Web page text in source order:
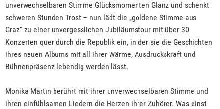
unverwechselbaren Stimme Glücksmomenten Glanz und schenkt
schweren Stunden Trost – nun lädt die „goldene Stimme aus
Graz“ zu einer unvergesslichen Jubiläumstour mit über 30
Konzerten quer durch die Republik ein, in der sie die Geschichten
ihres neuen Albums mit all ihrer Wärme, Ausdruckskraft und
Bühnenpräsenz lebendig werden lässt.
Monika Martin berührt mit ihrer unverwechselbaren Stimme und
ihren einfühlsamen Liedern die Herzen ihrer Zuhörer. Was einst